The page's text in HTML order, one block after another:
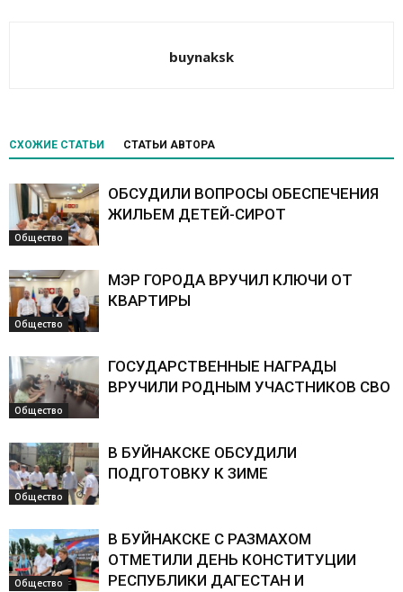
buynaksk
СХОЖИЕ СТАТЬИ СТАТЬИ АВТОРА
Общество
ОБСУДИЛИ ВОПРОСЫ ОБЕСПЕЧЕНИЯ
ЖИЛЬЕМ ДЕТЕЙ-СИРОТ
Общество
МЭР ГОРОДА ВРУЧИЛ КЛЮЧИ ОТ
КВАРТИРЫ
Общество
ГОСУДАРСТВЕННЫЕ НАГРАДЫ
ВРУЧИЛИ РОДНЫМ УЧАСТНИКОВ СВО
Общество
В БУЙНАКСКЕ ОБСУДИЛИ
ПОДГОТОВКУ К ЗИМЕ
Общество
В БУЙНАКСКЕ С РАЗМАХОМ
ОТМЕТИЛИ ДЕНЬ КОНСТИТУЦИИ
РЕСПУБЛИКИ ДАГЕСТАН И